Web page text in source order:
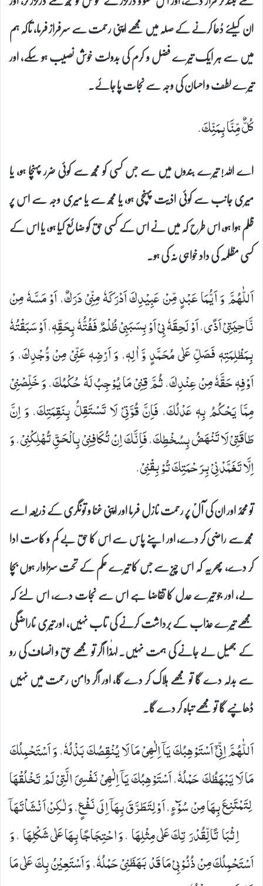
ان کیلئے دُعا کرنے کے صلہ میں مجھے اپنی رحمت سے سرفراز فرما، تاکہ ہم
میں سے ہر ایک تیرے فضل و کرم کی بدولت خوش نصیب ہو سکے، اور
تیرے لطف و احسان کی وجہ سے نجات پا جائے۔
كُلٌّ مِّنَّا بِمَنِّكَ.
اے اللہ! تیرے بندوں میں سے جس کسی کو مجھ سے کوئی ضرر پہنچا ہو، یا
میری جانب سے کوئی اذیت پہنچی ہو، یا مجھ سے یا میری وجہ سے اس پر
ظلم ہوا ہو، اس طرح کہ میں نے اس کے کسی حق کو ضائع کیا ہو، یا اس کے
کسی مظلمہ کی داد خواہی نہ کی ہو۔
اَللّٰهُمَّ وَ اَیُّمَا عَبْدٍ مِّنْ عَبِیْدِكَ اَدْرَكَهٗ مِنِّیْ دَرَكٌ، اَوْ مَسَّهٗ مِنْ
نَّاحِیَتِیْ اَذًى، اَوْ لَحِقَهٗ بِیْ اَوْ بِسَبَبِیْ ظُلْمٌ فَفُتُّهٗ بِحَقِّهٖ، اَوْ سَبَقْتُهٗ
بِمَظْلِمَتِهٖ فَصَلِّ عَلٰى مُحَمَّدٍ وَّ اٰلِهٖ، وَ اَرْضِهٖ عَنِّیْ مِنْ وُّجْدِكَ، وَ
اَوْفِهٖ حَقَّهٗ مِنْ عِنْدِكَ، ثُمَّ قِنِیْ مَا یُوْجِبُ لَهٗ حُكْمُكَ، وَ خَلِّصْنِیْ
مِمَّا یَحْكُمُ بِهٖ عَدْلُكَ، فَاِنَّ قُوَّتِیْ لَا تَسْتَقِلُّ بِنَقِمَتِكَ، وَ اِنَّ
طَاقَتِیْ لَا تَنْهَضُ بِسُخْطِكَ، فَاِنَّكَ اِنْ تُكَافِنِیْ بِالْحَقِّ تُهْلِكْنِیْ، وَ
اِلَّا تَغَمَّدْنِیْ بِرَحْمَتِكَ تُوْبِقْنِیْ.
تو محمدؐ اور ان کی آلؑ پر رحمت نازل فرما اور اپنی غنا و تونگری کے ذریعہ اسے
مجھ سے راضی کر دے، اور اپنے پاس سے اس کا حق بے کم و کاست ادا
کر دے، پھر یہ کہ اس چیز سے جس کا تیرے حکم کے تحت سزاوار ہوں بچا
لے، اور جو تیرے عدل کا تقاضا ہے اس سے نجات دے، اس لئے کہ
مجھے تیرے عذاب کے برداشت کرنے کی تاب نہیں، اور تیری ناراضگی
کے جھیل لے جانے کی ہمت نہیں۔ لہٰذا اگر تو مجھے حق و انصاف کی رو
سے بدلہ دے گا تو مجھے ہلاک کر دے گا، اور اگر دامن رحمت میں نہیں
ڈھانپے گا تو مجھے تباہ کر دے گا۔
اَللّٰهُمَّ اِنِّیْۤ اَسْتَوْهِبُكَ- یَاۤ اِلٰهِیْ- مَا لَا یُنْقِصُكَ بَذْلُهٗ، وَ اَسْتَحْمِلُكَ
مَا لَا یَبْهَظُكَ حَمْلُهٗ، اَسْتَوْهِبُكَ- یَاۤ اِلٰهِیْ- نَفْسِیَ الَّتِیْ لَمْ تَخْلُقْهَا
لِتَمْتَنِعَ بِهَا مِنْ سُوْٓءٍ، اَوْ لِتَطَرَّقَ بِهَاۤ اِلَى نَفْعٍ، وَ لٰكِنْ اَنْشَاْتَهَاۤ
اِثْبَاتًا لِّقُدْرَتِكَ عَلٰى مِثْلِهَا، وَ احْتِجَاجًا بِهَا عَلٰى شَكْلِهَا، وَ
اَسْتَحْمِلُكَ مِنْ ذُنُوْبِیْ مَا قَدْ بَهَظَنِیْ حَمْلُهٗ، وَ اَسْتَعِیْنُ بِكَ عَلٰى مَا